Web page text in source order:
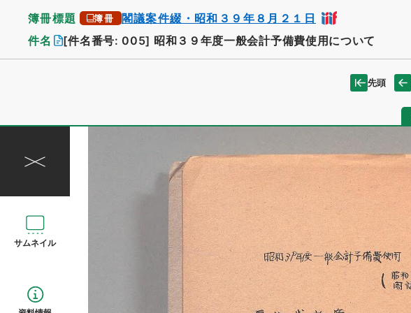
簿冊標題 簿冊 閣議案件綴・昭和３９年８月２１日
件名 [件名番号: 005] 昭和３９年度一般会計予備費使用について
先頭
サムネイル